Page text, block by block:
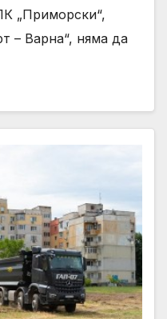
„Приморски“,
– Варна“, няма да